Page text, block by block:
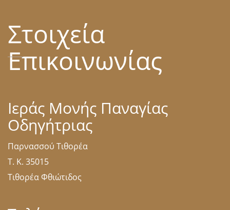
Στοιχεία
Επικοινωνίας
Ιεράς Μονής Παναγίας
Οδηγήτριας
Παρνασσού Τιθορέα
Τ. Κ. 35015
Τιθορέα Φθιώτιδος